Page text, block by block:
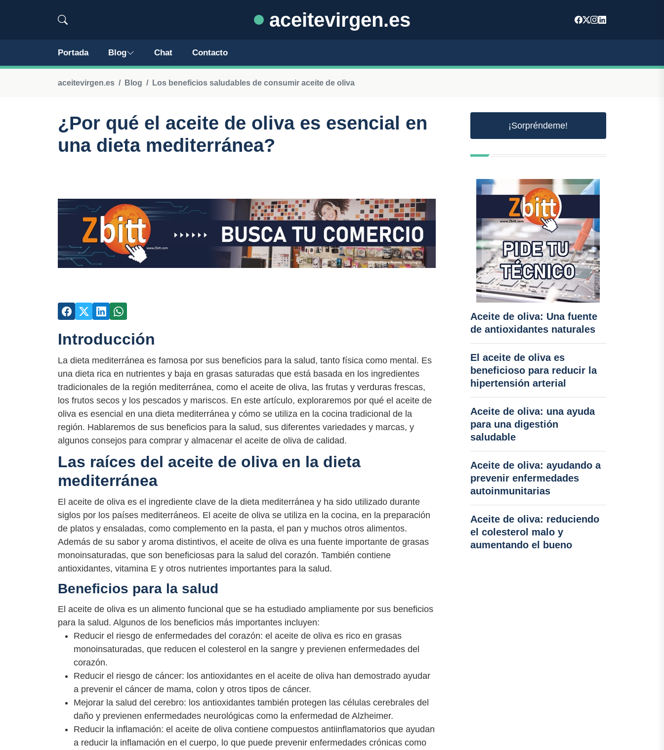
aceitevirgen.es
Portada Blog Chat Contacto
aceitevirgen.es Blog Los beneficios saludables de consumir aceite de oliva
¿Por qué el aceite de oliva es esencial en
una dieta mediterránea?
Introducción
La dieta mediterránea es famosa por sus beneficios para la salud, tanto física como mental. Es
una dieta rica en nutrientes y baja en grasas saturadas que está basada en los ingredientes
tradicionales de la región mediterránea, como el aceite de oliva, las frutas y verduras frescas,
los frutos secos y los pescados y mariscos. En este artículo, exploraremos por qué el aceite de
oliva es esencial en una dieta mediterránea y cómo se utiliza en la cocina tradicional de la
región. Hablaremos de sus beneficios para la salud, sus diferentes variedades y marcas, y
algunos consejos para comprar y almacenar el aceite de oliva de calidad.
Las raíces del aceite de oliva en la dieta
mediterránea
El aceite de oliva es el ingrediente clave de la dieta mediterránea y ha sido utilizado durante
siglos por los países mediterráneos. El aceite de oliva se utiliza en la cocina, en la preparación
de platos y ensaladas, como complemento en la pasta, el pan y muchos otros alimentos.
Además de su sabor y aroma distintivos, el aceite de oliva es una fuente importante de grasas
monoinsaturadas, que son beneficiosas para la salud del corazón. También contiene
antioxidantes, vitamina E y otros nutrientes importantes para la salud.
Beneficios para la salud
El aceite de oliva es un alimento funcional que se ha estudiado ampliamente por sus beneficios
para la salud. Algunos de los beneficios más importantes incluyen:
Reducir el riesgo de enfermedades del corazón: el aceite de oliva es rico en grasas
monoinsaturadas, que reducen el colesterol en la sangre y previenen enfermedades del
corazón.
Reducir el riesgo de cáncer: los antioxidantes en el aceite de oliva han demostrado ayudar
a prevenir el cáncer de mama, colon y otros tipos de cáncer.
Mejorar la salud del cerebro: los antioxidantes también protegen las células cerebrales del
daño y previenen enfermedades neurológicas como la enfermedad de Alzheimer.
Reducir la inflamación: el aceite de oliva contiene compuestos antiinflamatorios que ayudan
a reducir la inflamación en el cuerpo, lo que puede prevenir enfermedades crónicas como
¡Sorpréndeme!
Aceite de oliva: Una fuente
de antioxidantes naturales
El aceite de oliva es
beneficioso para reducir la
hipertensión arterial
Aceite de oliva: una ayuda
para una digestión
saludable
Aceite de oliva: ayudando a
prevenir enfermedades
autoinmunitarias
Aceite de oliva: reduciendo
el colesterol malo y
aumentando el bueno